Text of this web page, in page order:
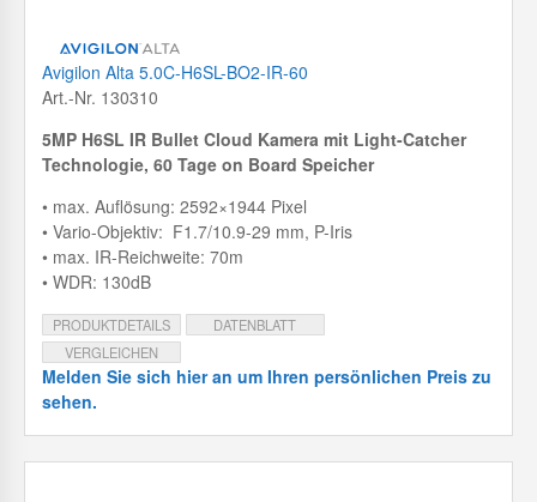
Avigilon Alta 5.0C-H6SL-BO2-IR-60
Art.-Nr. 130310
5MP H6SL IR Bullet Cloud Kamera mit Light-Catcher
Technologie, 60 Tage on Board Speicher
• max. Auflösung: 2592×1944 Pixel
• Vario-Objektiv: F1.7/10.9-29 mm, P-Iris
• max. IR-Reichweite: 70m
• WDR: 130dB
PRODUKTDETAILS
DATENBLATT
VERGLEICHEN
Melden Sie sich hier an um Ihren persönlichen Preis zu
sehen.